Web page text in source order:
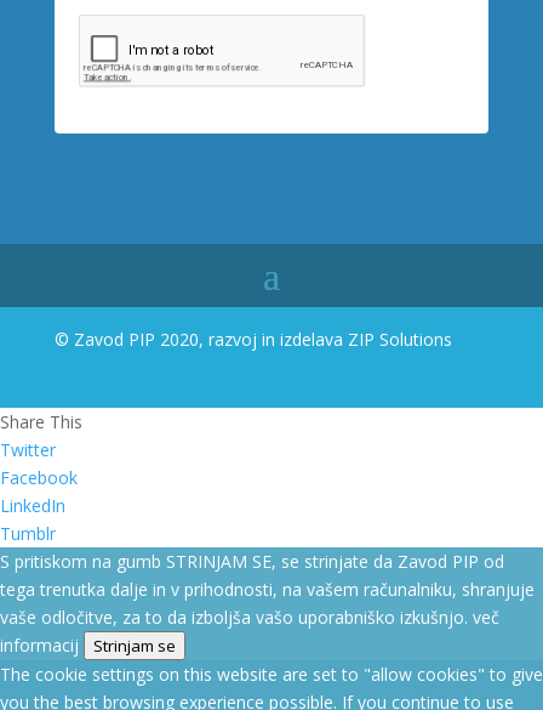
© Zavod PIP 2020, razvoj in izdelava ZIP Solutions
Share This
Twitter
Facebook
LinkedIn
Tumblr
S pritiskom na gumb STRINJAM SE, se strinjate da Zavod PIP od
tega trenutka dalje in v prihodnosti, na vašem računalniku, shranjuje
vaše odločitve, za to da izboljša vašo uporabniško izkušnjo. več
informacij
Strinjam se
The cookie settings on this website are set to "allow cookies" to give
you the best browsing experience possible. If you continue to use